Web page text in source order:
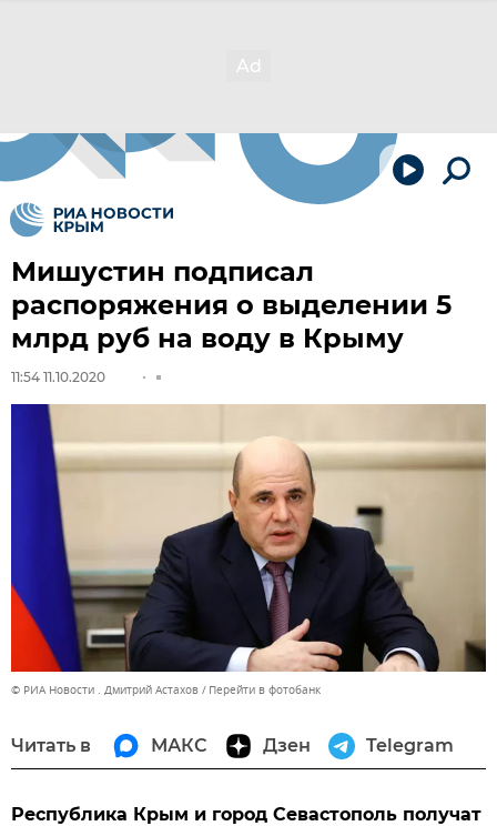
Мишустин подписал
распоряжения о выделении 5
млрд руб на воду в Крыму
11:54 11.10.2020
© РИА Новости . Дмитрий Астахов Перейти в фотобанк
Читать в МАКС Дзен Telegram
Республика Крым и город Севастополь получат